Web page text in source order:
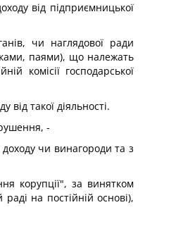
від підприємницької
чи наглядової ради
паями), що належать
комісії господарської
такої діяльності.
-
чи винагороди та з
корупції", за винятком
на постійній основі),